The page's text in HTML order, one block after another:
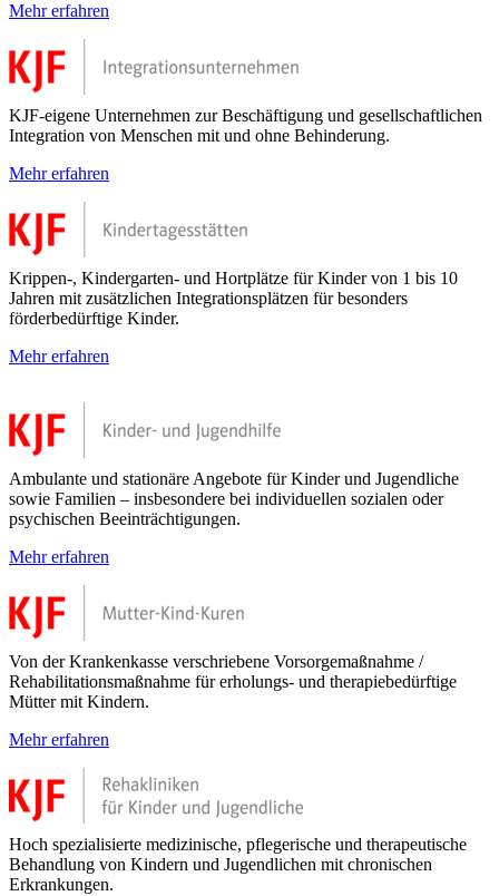
Mehr erfahren
KJF-eigene Unternehmen zur Beschäftigung und gesellschaftlichen
Integration von Menschen mit und ohne Behinderung.
Mehr erfahren
Krippen-, Kindergarten- und Hortplätze für Kinder von 1 bis 10
Jahren mit zusätzlichen Integrationsplätzen für besonders
förderbedürftige Kinder.
Mehr erfahren
Ambulante und stationäre Angebote für Kinder und Jugendliche
sowie Familien – insbesondere bei individuellen sozialen oder
psychischen Beeinträchtigungen.
Mehr erfahren
Von der Krankenkasse verschriebene Vorsorgemaßnahme /
Rehabilitationsmaßnahme für erholungs- und therapiebedürftige
Mütter mit Kindern.
Mehr erfahren
Hoch spezialisierte medizinische, pflegerische und therapeutische
Behandlung von Kindern und Jugendlichen mit chronischen
Erkrankungen.